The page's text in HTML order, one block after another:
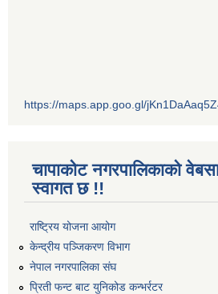
https://maps.app.goo.gl/
चापाकोट नगरपालिकाको
स्वागत छ !!
राष्ट्रिय योजना आयोग
केन्द्रीय पञ्जिकरण विभाग
नेपाल नगरपालिका संघ
प्रिती फन्ट बाट युनिकोड कन्भर्रटर